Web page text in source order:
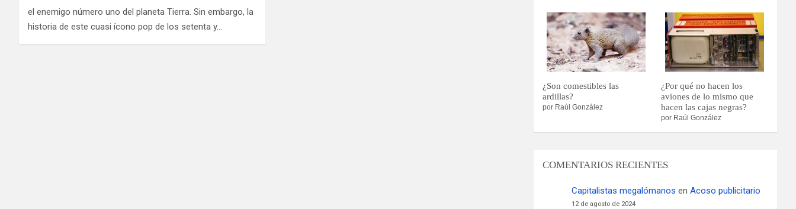
el enemigo número uno del planeta Tierra. Sin embargo, la
historia de este cuasi ícono pop de los setenta y…
¿Son comestibles las
ardillas?
por Raúl González
¿Por qué no hacen los
aviones de lo mismo que
hacen las cajas negras?
por Raúl González
COMENTARIOS RECIENTES
Capitalistas megalómanos enAcoso publicitario
12 de agosto de 2024